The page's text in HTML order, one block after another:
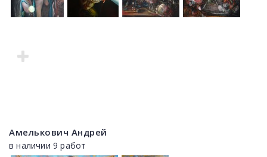
Амелькович Андрей
в наличии 9 работ